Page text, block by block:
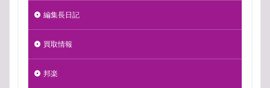
編集長日記
買取情報
邦楽